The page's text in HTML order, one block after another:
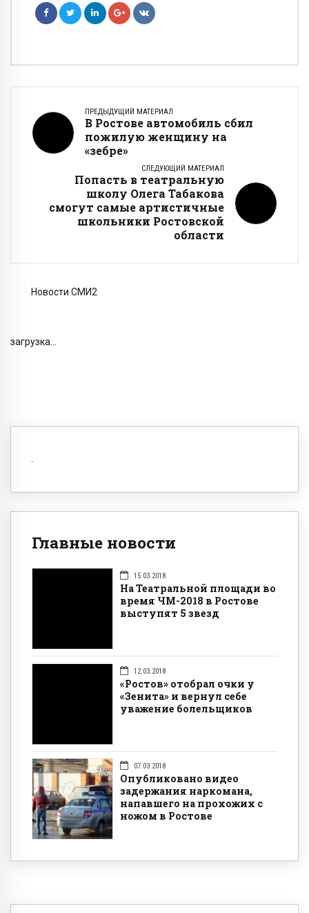
ПРЕДЫДУЩИЙ МАТЕРИАЛ
В Ростове автомобиль сбил
пожилую женщину на
«зебре»
СЛЕДУЮЩИЙ МАТЕРИАЛ
Попасть в театральную
школу Олега Табакова
смогут самые артистичные
школьники Ростовской
области
Новости СМИ2
загрузка...
Главные новости
15.03.2018
На Театральной площади во
время ЧМ-2018 в Ростове
выступят 5 звезд
12.03.2018
«Ростов» отобрал очки у
«Зенита» и вернул себе
уважение болельщиков
07.03.2018
Опубликовано видео
задержания наркомана,
напавшего на прохожих с
ножом в Ростове